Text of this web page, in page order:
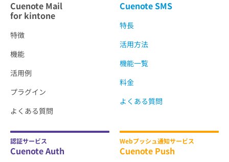
Cuenote Mail
for kintone
特徴
機能
活用例
プラグイン
よくある質問
Cuenote SMS
特長
活用方法
機能一覧
料金
よくある質問
認証サービス
Cuenote Auth
Webプッシュ通知サービス
Cuenote Push